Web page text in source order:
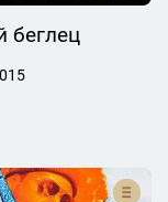
беглец